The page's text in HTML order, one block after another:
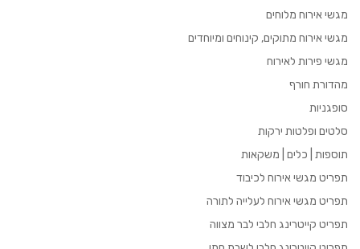
מגשי אירוח מלוחים
מגשי אירוח מתוקים, קינוחים ומיוחדים
מגשי פירות לאירוח
מהדורת חורף
סופגניות
סלטים ופלטות ירקות
תוספות | כלים | משקאות
תפריט מגשי אירוח לכיבוד
תפריט מגשי אירוח לעלייה לתורה
תפריט קייטרינג חלבי לבר מצווה